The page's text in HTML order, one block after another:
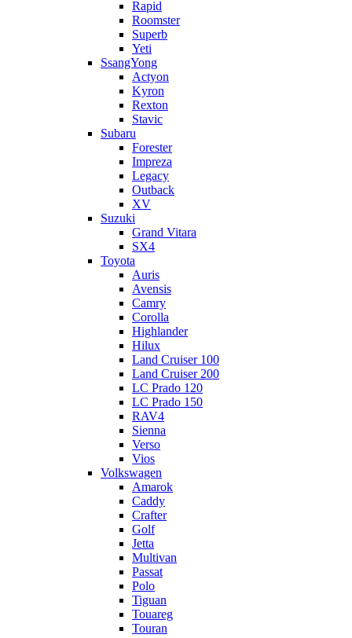
Rapid
Roomster
Superb
Yeti
SsangYong
Actyon
Kyron
Rexton
Stavic
Subaru
Forester
Impreza
Legacy
Outback
XV
Suzuki
Grand Vitara
SX4
Toyota
Auris
Avensis
Camry
Corolla
Highlander
Hilux
Land Cruiser 100
Land Cruiser 200
LC Prado 120
LC Prado 150
RAV4
Sienna
Verso
Vios
Volkswagen
Amarok
Caddy
Crafter
Golf
Jetta
Multivan
Passat
Polo
Tiguan
Touareg
Touran